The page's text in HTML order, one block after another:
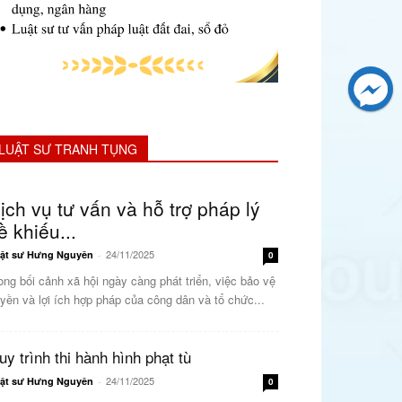
LUẬT SƯ TRANH TỤNG
vụ tư vấn và hỗ trợ pháp lý
khiếu...
sư Hưng Nguyên - 24/11/2025 0
bối cảnh xã hội ngày càng phát triển, việc bảo vệ
và lợi ích hợp pháp của công dân và tổ chức...
trình thi hành hình phạt tù
sư Hưng Nguyên - 24/11/2025 0